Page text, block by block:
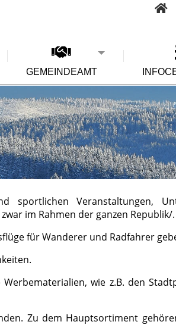
GEMEINDEAMT
sportlichen Veranstaltungen,
im Rahmen der ganzen Republik/.
für Wanderer und Radfahrer
wie z.B. den
Zu dem Hauptsortiment